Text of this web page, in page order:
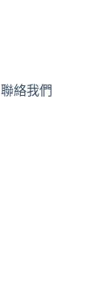
聯絡我們